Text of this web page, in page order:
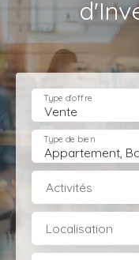
Vente
Type d'offre
Type de bien
Activités
Localisation